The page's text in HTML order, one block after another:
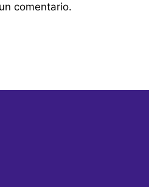
comentario.